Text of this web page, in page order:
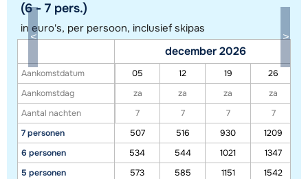
Toon alle accommodaties in dit gebied
Deze kaart geeft een indicatie van de ligging van onze accommodaties. De
exacte locatie kan enigszins afwijken.
(6 - 7 pers.)
in euro's, per persoon, inclusief skipas
Aankomstdatum
Aankomstdag
Aantal nachten
7 personen
6 personen
5 personen
december 2026
05 12 19
26
za
za za
za
7
7 7
7
507
516 930
1209
534
544 1021
1347
573
585 1151 1542